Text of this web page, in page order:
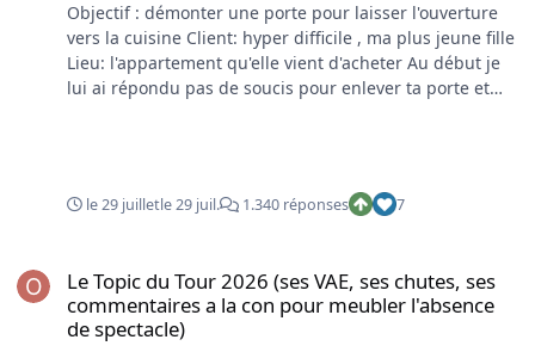
Objectif : démonter une porte pour laisser l'ouverture
vers la cuisine Client: hyper difficile , ma plus jeune fille
Lieu: l'appartement qu'elle vient d'acheter Au début je
lui ai répondu pas de soucis pour enlever ta porte et
faire plaisir à ses gosses. j'ai donc démarré avec un
canevas en bois sur lequel j'ai calqué ma structure en
Pour faire l'intérieur de l'arche également en Gyproc ,
j'ai fait une découpe au cutter tous les 1,5cm à l'arrière
de la plaque Gyproc qui faisait presque 1M20 de long ,
le 29 juilletle 29 juil. 1.340 réponses 7
Le Topic du Tour 2026 (ses VAE, ses chutes, ses
commentaires a la con pour meubler l'absence
de spectacle)